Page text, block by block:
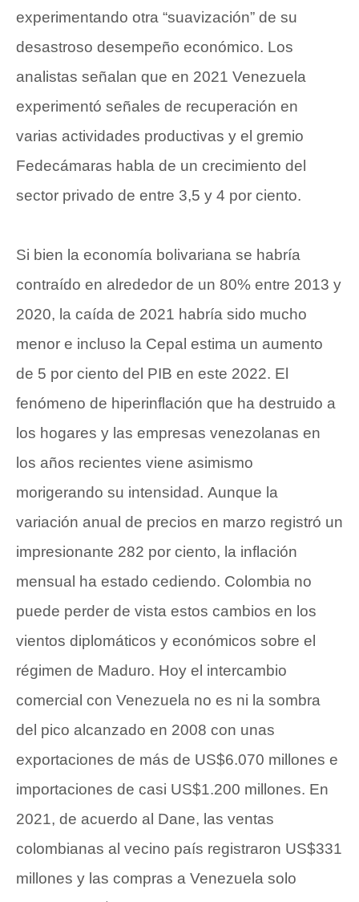
experimentando otra “suavización” de su
desastroso desempeño económico. Los
analistas señalan que en 2021 Venezuela
experimentó señales de recuperación en
varias actividades productivas y el gremio
Fedecámaras habla de un crecimiento del
sector privado de entre 3,5 y 4 por ciento.
Si bien la economía bolivariana se habría
contraído en alrededor de un 80% entre 2013 y
2020, la caída de 2021 habría sido mucho
menor e incluso la Cepal estima un aumento
de 5 por ciento del PIB en este 2022. El
fenómeno de hiperinflación que ha destruido a
los hogares y las empresas venezolanas en
los años recientes viene asimismo
morigerando su intensidad. Aunque la
variación anual de precios en marzo registró un
impresionante 282 por ciento, la inflación
mensual ha estado cediendo. Colombia no
puede perder de vista estos cambios en los
vientos diplomáticos y económicos sobre el
régimen de Maduro. Hoy el intercambio
comercial con Venezuela no es ni la sombra
del pico alcanzado en 2008 con unas
exportaciones de más de US$6.070 millones e
importaciones de casi US$1.200 millones. En
2021, de acuerdo al Dane, las ventas
colombianas al vecino país registraron US$331
millones y las compras a Venezuela solo